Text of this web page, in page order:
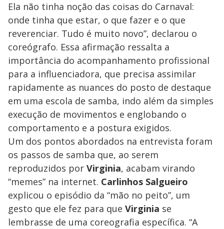
Ela não tinha noção das coisas do Carnaval:
onde tinha que estar, o que fazer e o que
reverenciar. Tudo é muito novo”, declarou o
coreógrafo. Essa afirmação ressalta a
importância do acompanhamento profissional
para a influenciadora, que precisa assimilar
rapidamente as nuances do posto de destaque
em uma escola de samba, indo além da simples
execução de movimentos e englobando o
comportamento e a postura exigidos.
Um dos pontos abordados na entrevista foram
os passos de samba que, ao serem
reproduzidos por Virginia, acabam virando
“memes” na internet. Carlinhos Salgueiro
explicou o episódio da “mão no peito”, um
gesto que ele fez para que Virginia se
lembrasse de uma coreografia específica. “A